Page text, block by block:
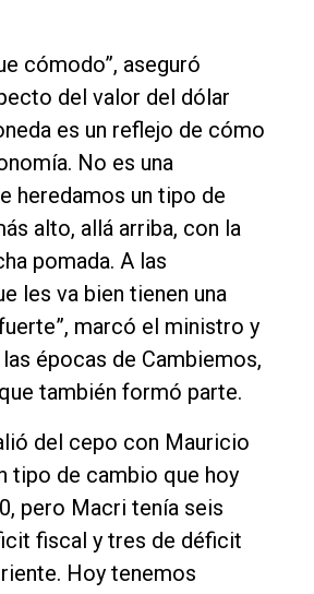
cómodo”, aseguró
del valor del dólar
es un reflejo de cómo
No es una
heredamos un tipo de
alto, allá arriba, con la
pomada. A las
les va bien tienen una
marcó el ministro y
épocas de Cambiemos,
también formó parte.
del cepo con Mauricio
tipo de cambio que hoy
pero Macri tenía seis
fiscal y tres de déficit
Hoy tenemos